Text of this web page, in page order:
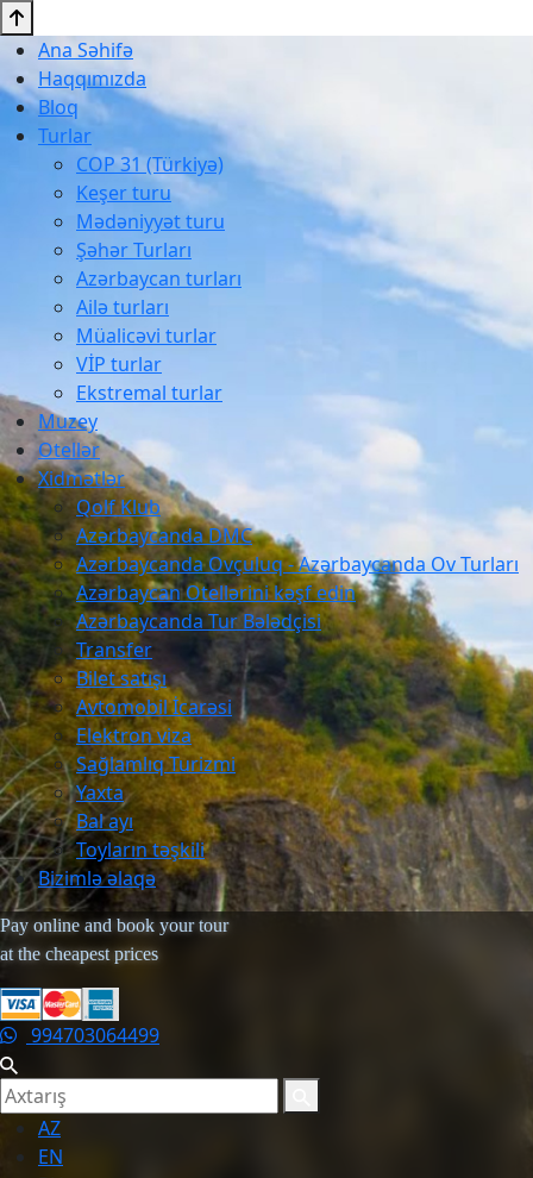
Ana Səhifə
Haqqımızda
Bloq
Turlar
COP 31 (Türkiyə)
Keşer turu
Mədəniyyət turu
Şəhər Turları
Azərbaycan turları
Ailə turları
Müalicəvi turlar
VİP turlar
Ekstremal turlar
Muzey
Otellər
Xidmətlər
Qolf Klub
Azərbaycanda DMC
Azərbaycanda Ovçuluq - Azərbaycanda Ov Turları
Azərbaycan Otellərini kəşf edin
Azərbaycanda Tur Bələdçisi
Transfer
Bilet satışı
Avtomobil İcarəsi
Elektron viza
Sağlamlıq Turizmi
Yaxta
Bal ayı
Toyların təşkili
Bizimlə əlaqə
Pay online and book your tour
at the cheapest prices
994703064499
AZ
EN